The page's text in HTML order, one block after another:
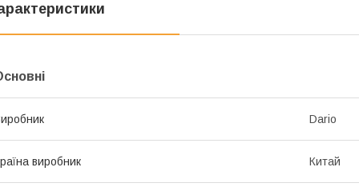
Dario
виробник Китай